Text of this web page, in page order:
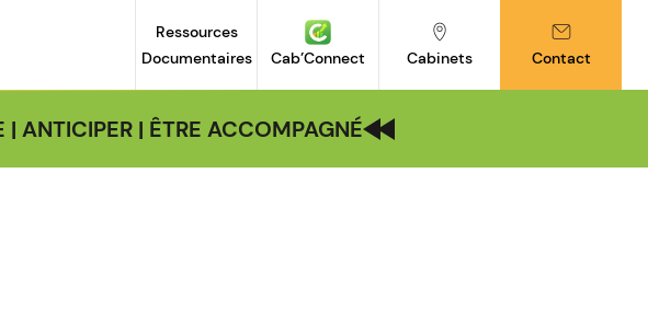
Ressources
Documentaires
Cab’Connect Cabinets Contact
ANTICIPER | ÊTRE ACCOMPAGNÉ